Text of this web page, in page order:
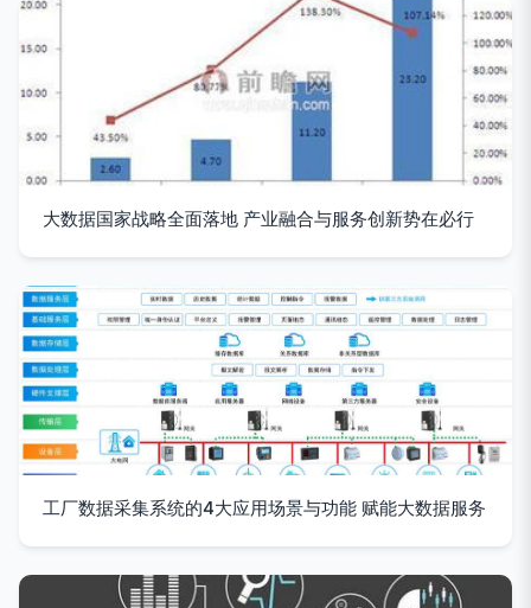
大数据国家战略全面落地 产业融合与服务创新势在必行
工厂数据采集系统的4大应用场景与功能 赋能大数据服务